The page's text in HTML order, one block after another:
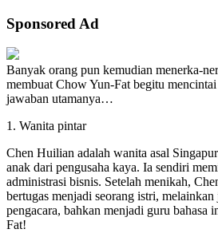
Sponsored Ad
Banyak orang pun kemudian menerka-
membuat Chow Yun-Fat begitu
jawaban utamanya…
1. Wanita pintar
Chen Huilian adalah wanita asal
anak dari pengusaha kaya. Ia sendiri
administrasi bisnis. Setelah menikah,
bertugas menjadi seorang istri, melainkan
pengacara, bahkan menjadi guru bahasa
Fat!